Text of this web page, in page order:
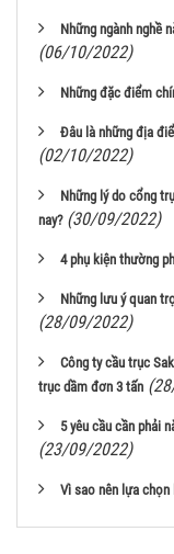
Những ngành nghề
(06/10/2022)
Những đặc điểm
Đâu là những địa
(02/10/2022)
Những lý do cổng
nay? (30/09/2022)
4 phụ kiện thường
Những lưu ý quan
(28/09/2022)
Công ty cầu trục
trục dầm đơn 3 tấn
5 yêu cầu cần phải
(23/09/2022)
Vì sao nên lựa